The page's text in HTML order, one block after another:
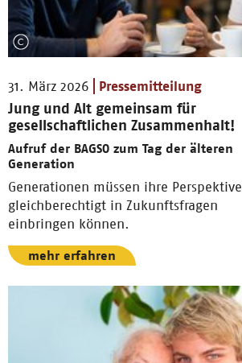
31. März 2026 Pressemitteilung
Jung und Alt gemeinsam für
gesellschaftlichen Zusammenhalt!
Aufruf der BAGSO zum Tag der älteren
Generation
Generationen müssen ihre Perspektive
gleichberechtigt in Zukunftsfragen
einbringen können.
mehr erfahren